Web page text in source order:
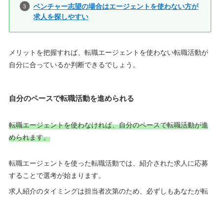
ベンチャー志望の場合はエージェントを使わない方が
求人を探しやすい
メリットを把握すれば、転職エージェントを使わない転職活動が
自分に合っているか判断できるでしょう。
自分のペースで転職活動を進められる
転職エージェントを使わなければ、自分のペースで転職活動が進
められます。
転職エージェントを使った転職活動では、紹介された求人に応募
することで選考が始まります。
求人紹介のタイミングは担当者次第のため、必ずしもあなたが転